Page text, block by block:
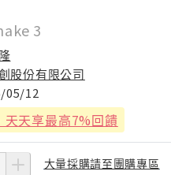
3
股份有限公司
05/12
天天享最高7%回饋
大量採購請至團購專區